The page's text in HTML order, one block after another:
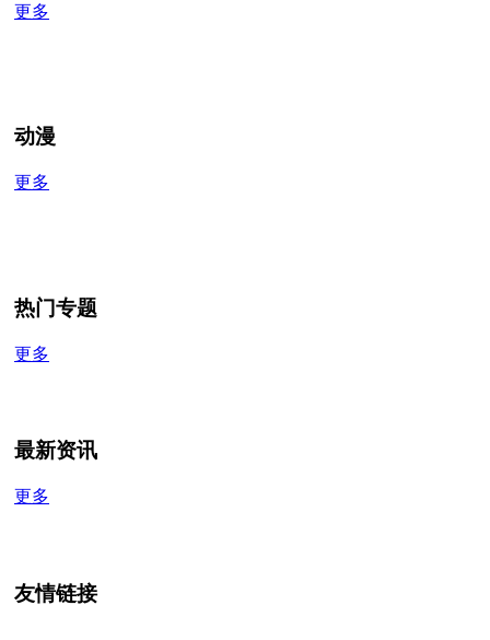
更多
动漫
更多
热门专题
更多
最新资讯
更多
友情链接